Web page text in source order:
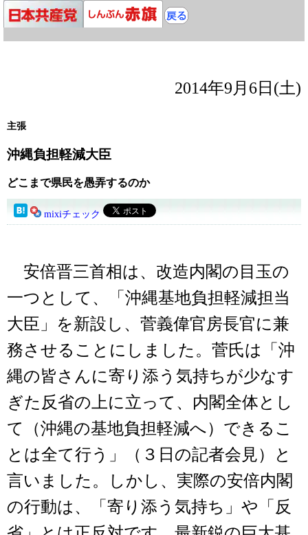
2014年9月6日(土)
主張
沖縄負担軽減大臣
どこまで県民を愚弄するのか
mixiチェック
安倍晋三首相は、改造内閣の目玉の
一つとして、「沖縄基地負担軽減担当
大臣」を新設し、菅義偉官房長官に兼
務させることにしました。菅氏は「沖
縄の皆さんに寄り添う気持ちが少なす
ぎた反省の上に立って、内閣全体とし
て（沖縄の基地負担軽減へ）できるこ
とは全て行う」（３日の記者会見）と
言いました。しかし、実際の安倍内閣
の行動は、「寄り添う気持ち」や「反